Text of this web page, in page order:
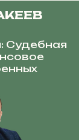
Судебная